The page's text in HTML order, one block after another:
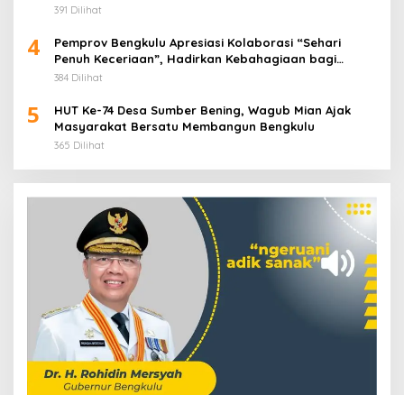
391 Dilihat
4
Pemprov Bengkulu Apresiasi Kolaborasi “Sehari
Penuh Keceriaan”, Hadirkan Kebahagiaan bagi
Puluhan Anak Panti Asuhan
384 Dilihat
5
HUT Ke-74 Desa Sumber Bening, Wagub Mian Ajak
Masyarakat Bersatu Membangun Bengkulu
365 Dilihat